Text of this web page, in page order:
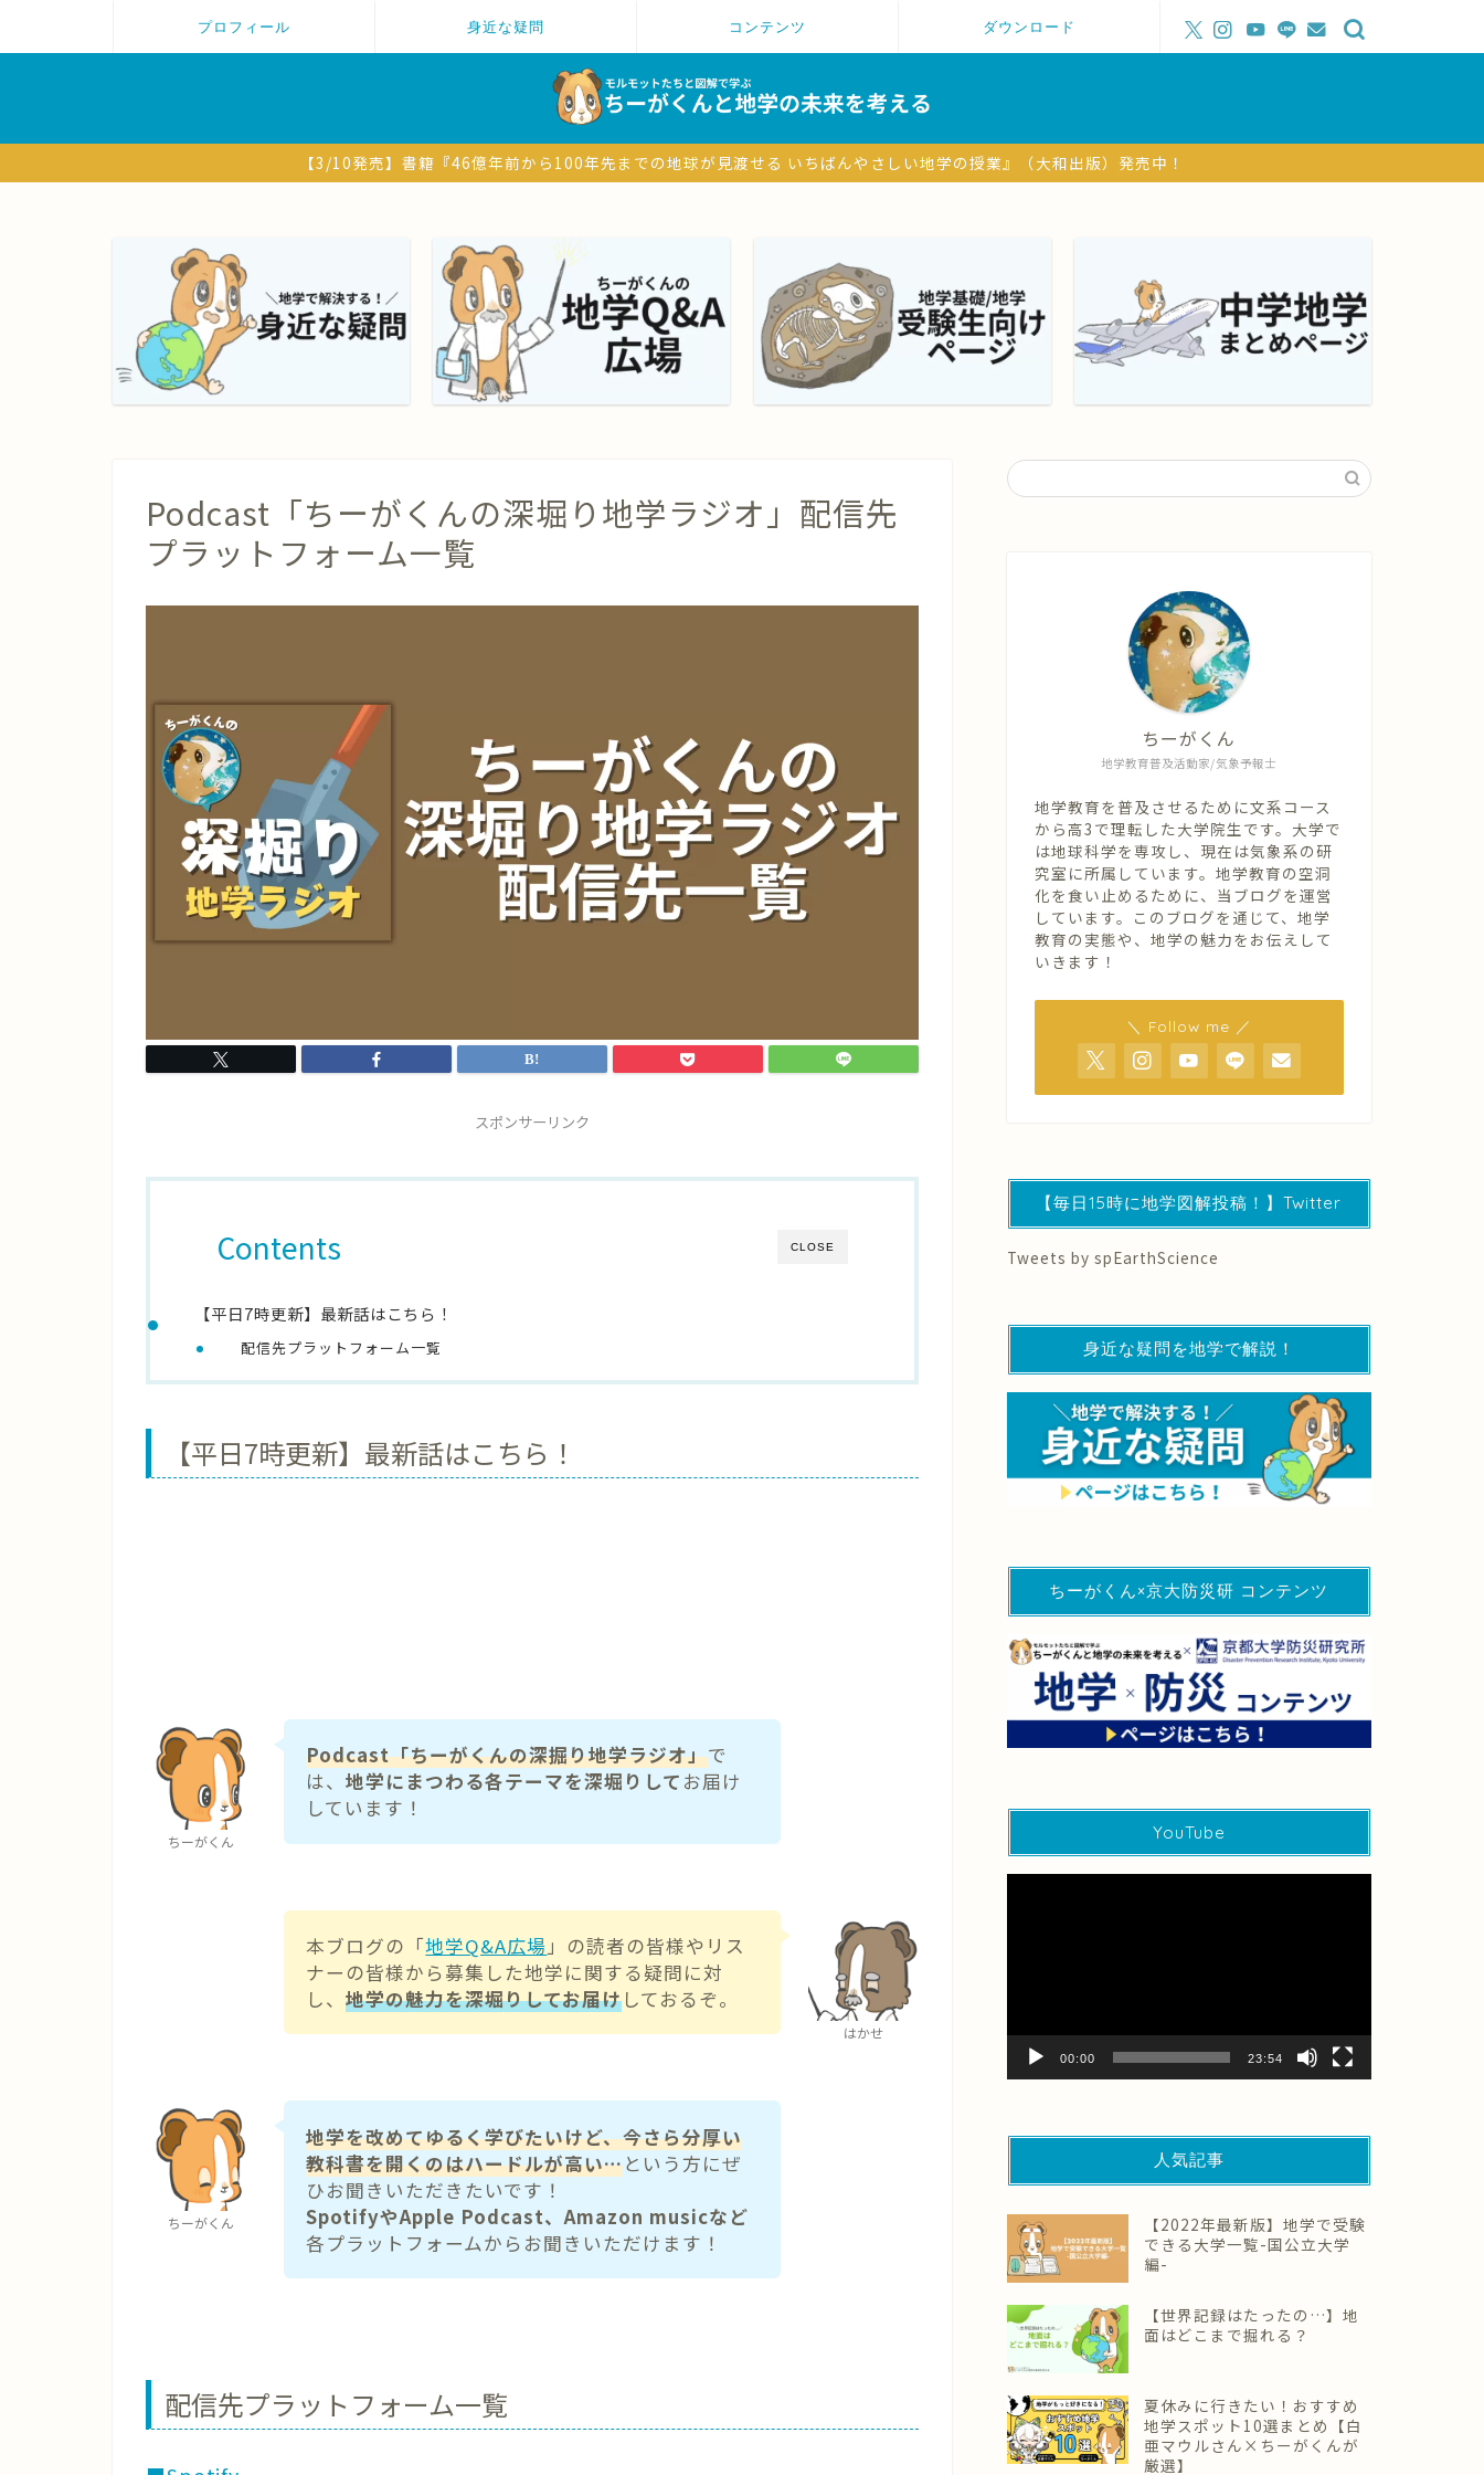
プロフィール 身近な疑問 コンテンツ ダウンロード
【3/10発売】書籍『46億年前から100年先までの地球が見渡せる いちばんやさしい地学の授業』（大和出版）発売中！
Podcast「ちーがくんの深堀り地学ラジオ」配信先
プラットフォーム一覧
スポンサーリンク
CLOSE
Contents
【平日7時更新】最新話はこちら！
配信先プラットフォーム一覧
【平日7時更新】最新話はこちら！
ちーがくん
Podcast「ちーがくんの深掘り地学ラジオ」で
は、地学にまつわる各テーマを深堀りして お届け
しています！
はかせ
本ブログの「地学Q&A広場」の読者の皆様やリス
ナーの皆様から募集した地学に関する疑問に対
し、地学の魅力を深堀りしてお届けしておるぞ。
ちーがくん
地学を改めてゆるく学びたいけど、今さら分厚い
教科書を開くのはハードルが高い…という方にぜ
ひお聞きいただきたいです！
SpotifyやApple Podcast、Amazon musicなど
各プラットフォームからお聞きいただけます！
配信先プラットフォーム一覧
地学教育普及活動家/気象予報士
ちーがくん
地学教育を普及させるために文系コース
から高3で理転した大学院生です。大学で
は地球科学を専攻し、現在は気象系の研
究室に所属しています。地学教育の空洞
化を食い止めるために、当ブログを運営
しています。このブログを通じて、地学
教育の実態や、地学の魅力をお伝えして
いきます！
＼ Follow me ／
【毎日15時に地学図解投稿！】Twitter
Tweets by spEarthScience
身近な疑問を地学で解説！
ちーがくん×京大防災研 コンテンツ
YouTube
ー
00:00 23:54
人気記事
【2022年最新版】地学で受験
できる大学一覧-国公立大学
編-
【世界記録はたったの…】地
面はどこまで掘れる？
夏休みに行きたい！おすすめ
地学スポット10選まとめ【白
亜マウルさん×ちーがくんが
厳選】